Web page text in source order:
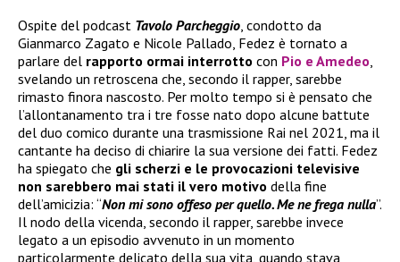
Ospite del podcast Tavolo Parcheggio , condotto da
Gianmarco Zagato e Nicole Pallado, Fedez è tornato a
parlare del rapporto ormai interrotto con Pio e Amedeo
svelando un retroscena che, secondo il rapper, sarebbe
rimasto finora nascosto. Per molto tempo si è pensato che
l’allontanamento tra i tre fosse nato dopo alcune battute
del duo comico durante una trasmissione Rai nel 2021, ma il
cantante ha deciso di chiarire la sua versione dei fatti. Fedez
ha spiegato che gli scherzi e le provocazioni televisive
non sarebbero mai stati il vero motivo della fine
dell’amicizia: “Non mi sono offeso per quello. Me ne frega nulla”.
Il nodo della vicenda, secondo il rapper, sarebbe invece
legato a un episodio avvenuto in un momento
particolarmente delicato della sua vita, quando stava